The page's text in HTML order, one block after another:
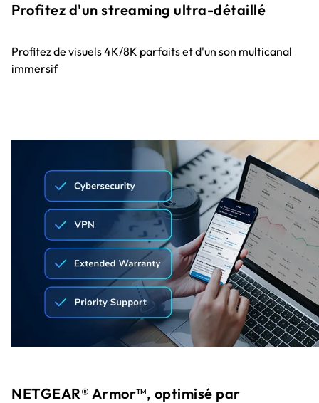
Profitez d'un streaming ultra-détaillé
Profitez de visuels 4K/8K parfaits et d'un son multicanal
immersif
NETGEAR® Armor™, optimisé par